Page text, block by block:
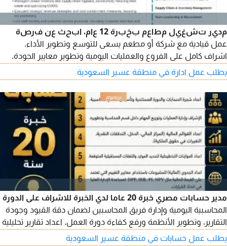
مدير تشغيل مطاعم بخبرة 12 عام، ابحث عن فرصة
عمل قيادية مع شركة أو مطعم يسعى للتوسع وتطوير الأداء.
اشراف كامل على الفروع والعمليات اليومية وتطوير معايير الجودة.
اعداد الخطط التشغيلية وتطوير المبيعات ورضا العملاء. اتقان برامج
إدارة المطاعم وال POS. الجودة والسلامة تطبيق واشراف دقيق على
معايير سلامة الأغذية والهاسب (HACCP) وضمان الجودة
يطلب عمل ادارة في منطقة عسير السعودية
مدير حسابات مصري خبرة 20 عاما لدي الخبرة للاشراف على الدورة
المحاسبية اليومية وإدارة فريق المحاسبين لضمان دقة القيود وجودة
التقارير، وتطوير الأنظمة ورفع كفاءة دورة العمل. اعداد تقارير تحليلية
للإدارة تشمل مؤشرات الأداء والربحية والاتجاهات وتصميم نماذج
يطلب عمل حسابات في منطقة عسير السعودية